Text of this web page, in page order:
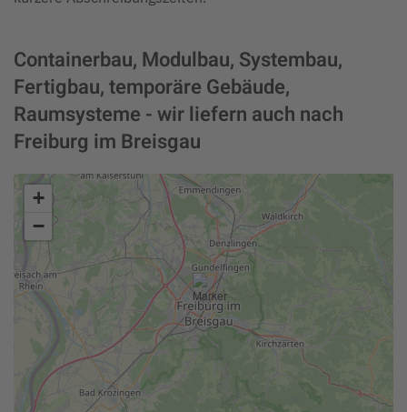
Containerbau, Modulbau, Systembau,
Fertigbau, temporäre Gebäude,
Raumsysteme - wir liefern auch nach
Freiburg im Breisgau
+
−